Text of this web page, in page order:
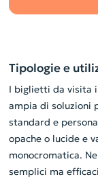
Tipologie e
I biglietti da visita
ampia di soluzioni
standard e
opache o lucide e
monocromatica.
semplici ma